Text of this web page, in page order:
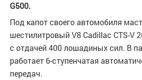
G500.
Под капот своего автомобиля
шестилитровый V8 Cadillac CTS-V
с отдачей 400 лошадиных сил. В
работает 6-ступенчатая
передач.